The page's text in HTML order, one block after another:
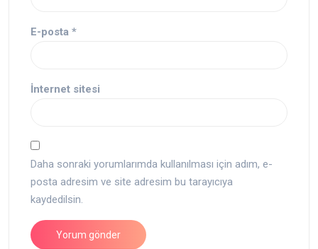
E-posta *
İnternet sitesi
Daha sonraki yorumlarımda kullanılması için adım, e-
posta adresim ve site adresim bu tarayıcıya
kaydedilsin.